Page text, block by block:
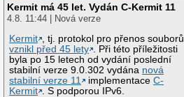
Kermit má 45 let. Vydán C-Kermit 11
4.8. 11:44 | Nová verze
Kermit
, tj. protokol pro přenos souborů,
vznikl před 45 lety
. Při této příležitosti
byla po 15 letech od vydání poslední
stabilní verze 9.0.302 vydána nová
stabilní verze 11
implementaceC-
Kermit
. S podporou IPv6.